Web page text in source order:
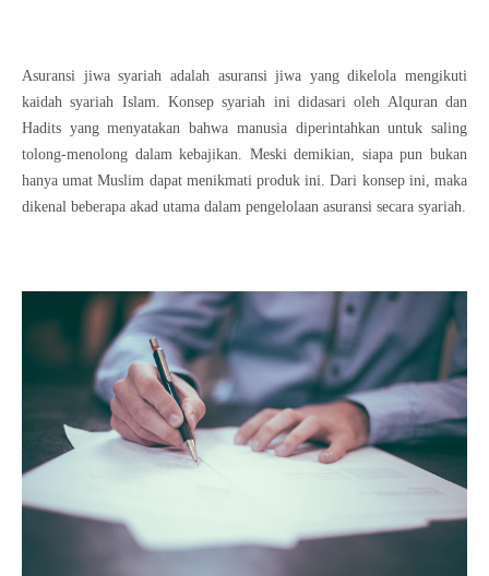
Asuransi jiwa syariah adalah asuransi jiwa yang dikelola mengikuti
kaidah syariah Islam. Konsep syariah ini didasari oleh Alquran dan
Hadits yang menyatakan bahwa manusia diperintahkan untuk saling
tolong-menolong dalam kebajikan. Meski demikian, siapa pun bukan
hanya umat Muslim dapat menikmati produk ini. Dari konsep ini, maka
dikenal beberapa akad utama dalam pengelolaan asuransi secara syariah.